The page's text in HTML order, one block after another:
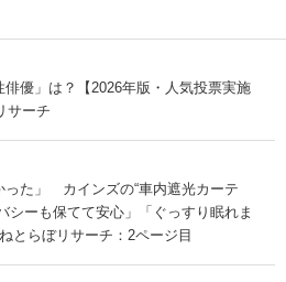
優」は？【2026年版・人気投票実施
サーチ
った」 カインズの“車内遮光カーテ
ーも保てて安心」「ぐっすり眠れま
とらぼリサーチ：2ページ目